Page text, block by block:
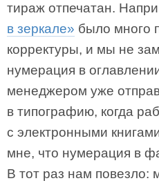
тираж отпечатан.
в зеркале» было много
корректуры, и мы не
нумерация в
менеджером уже
в типографию, когда
с электронными
мне, что нумерация в
В тот раз нам повезло: